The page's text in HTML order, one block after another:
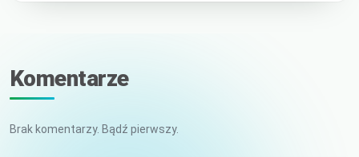
Komentarze
Brak komentarzy. Bądź pierwszy.